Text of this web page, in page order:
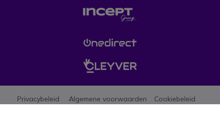
Privacybeleid Algemene voorwaarden Cookiebeleid